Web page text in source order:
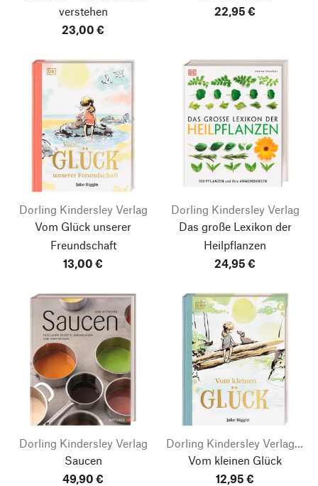
verstehen
23,00 €
22,95 €
Dorling Kindersley Verlag
Vom Glück unserer
Freundschaft
13,00 €
Dorling Kindersley Verlag
Das große Lexikon der
Heilpflanzen
24,95 €
Dorling Kindersley Verlag
Saucen
49,90 €
Dorling Kindersley Verlag | Stiftsbibliothek St. Gallen
Vom kleinen Glück
12,95 €